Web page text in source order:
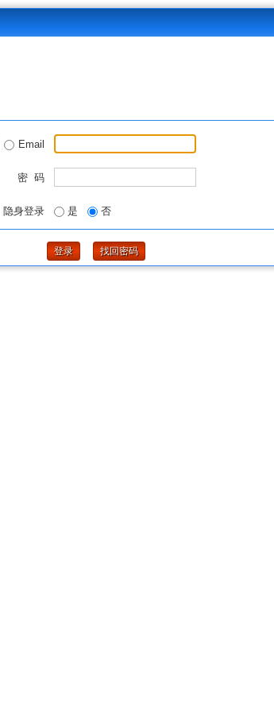
Email
密 码
隐身登录 是 否